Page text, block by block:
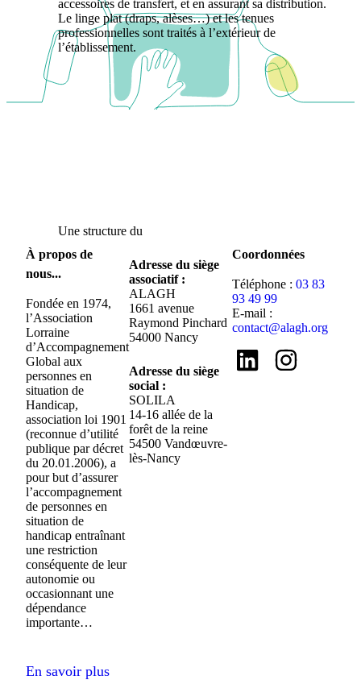
accessoires de transfert, et en assurant sa distribution.
Le linge plat (draps, alèses…) et les tenues
professionnelles sont traités à l’extérieur de
l’établissement.
Une structure du
À propos de
nous...
Fondée en 1974,
l’Association
Lorraine
d’Accompagnement
Global aux
personnes en
situation de
Handicap,
association loi 1901
(reconnue d’utilité
publique par décret
du 20.01.2006), a
pour but d’assurer
l’accompagnement
de personnes en
situation de
handicap entraînant
une restriction
conséquente de leur
autonomie ou
occasionnant une
dépendance
importante…
En savoir plus
Adresse du siège
associatif :
ALAGH
1661 avenue
Raymond Pinchard
54000 Nancy
Adresse du siège
social :
SOLILA
14-16 allée de la
forêt de la reine
54500 Vandœuvre-
lès-Nancy
Coordonnées
Téléphone : 03 83
93 49 99
E-mail :
contact@alagh.org